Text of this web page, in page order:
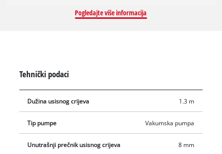
prekida. Ova pumpa za ispumpavanje benzina i ulja ima dugo
Pogledajte više informacija
Tehnički podaci
Dužina usisnog crijeva 1.3 m
Tip pumpe Vakumska pumpa
Unutrašnji prečnik usisnog crijeva 8 mm